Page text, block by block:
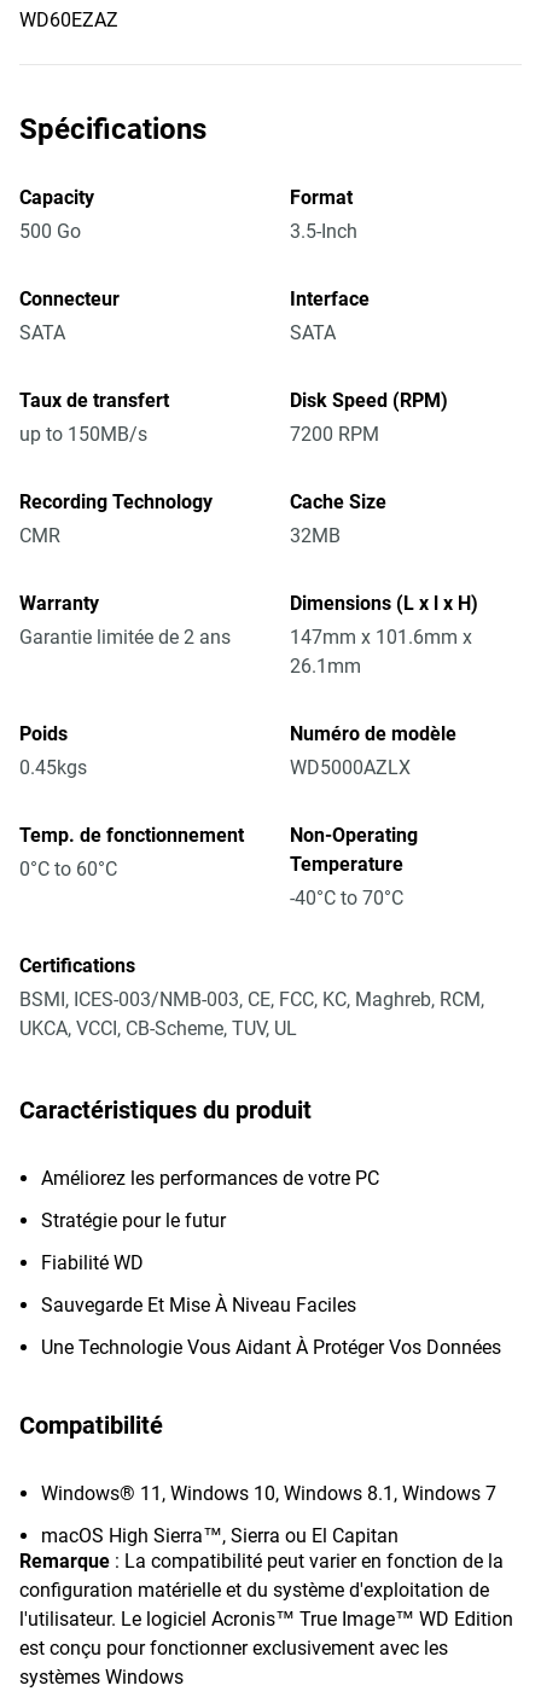
WD60EZAZ
Spécifications
Capacity
500 Go
Format
3.5-Inch
Connecteur
SATA
Interface
SATA
Taux de transfert
up to 150MB/s
Disk Speed (RPM)
7200 RPM
Recording Technology
CMR
Cache Size
32MB
Warranty
Garantie limitée de 2 ans
Dimensions (L x l x H)
147mm x 101.6mm x
26.1mm
Poids
0.45kgs
Numéro de modèle
WD5000AZLX
Temp. de fonctionnement
0°C to 60°C
Non-Operating
Temperature
-40°C to 70°C
Certifications
BSMI, ICES-003/NMB-003, CE, FCC, KC, Maghreb, RCM,
UKCA, VCCI, CB-Scheme, TUV, UL
Caractéristiques du produit
Améliorez les performances de votre PC
Stratégie pour le futur
Fiabilité WD
Sauvegarde Et Mise À Niveau Faciles
Une Technologie Vous Aidant À Protéger Vos Données
Compatibilité
Windows® 11, Windows 10, Windows 8.1, Windows 7
macOS High Sierra™, Sierra ou El Capitan
Remarque : La compatibilité peut varier en fonction de la
configuration matérielle et du système d'exploitation de
l'utilisateur. Le logiciel Acronis™ True Image™ WD Edition
est conçu pour fonctionner exclusivement avec les
systèmes Windows